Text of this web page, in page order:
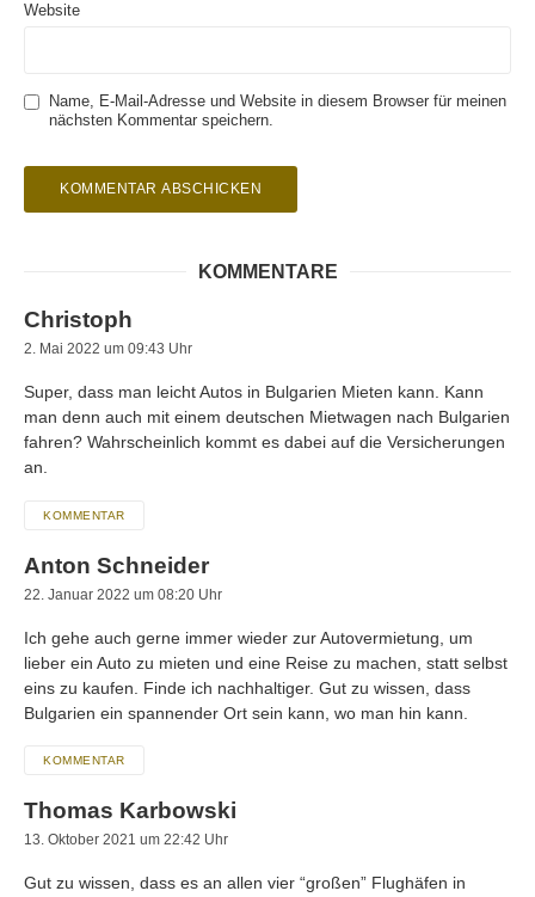
Website
Name, E-Mail-Adresse und Website in diesem Browser für meinen
nächsten Kommentar speichern.
KOMMENTARE
Christoph
2. Mai 2022 um 09:43 Uhr
Super, dass man leicht Autos in Bulgarien Mieten kann. Kann
man denn auch mit einem deutschen Mietwagen nach Bulgarien
fahren? Wahrscheinlich kommt es dabei auf die Versicherungen
an.
KOMMENTAR
Anton Schneider
22. Januar 2022 um 08:20 Uhr
Ich gehe auch gerne immer wieder zur Autovermietung, um
lieber ein Auto zu mieten und eine Reise zu machen, statt selbst
eins zu kaufen. Finde ich nachhaltiger. Gut zu wissen, dass
Bulgarien ein spannender Ort sein kann, wo man hin kann.
KOMMENTAR
Thomas Karbowski
13. Oktober 2021 um 22:42 Uhr
Gut zu wissen, dass es an allen vier “großen” Flughäfen in